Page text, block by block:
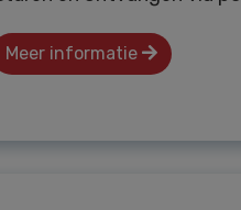
Meer informatie